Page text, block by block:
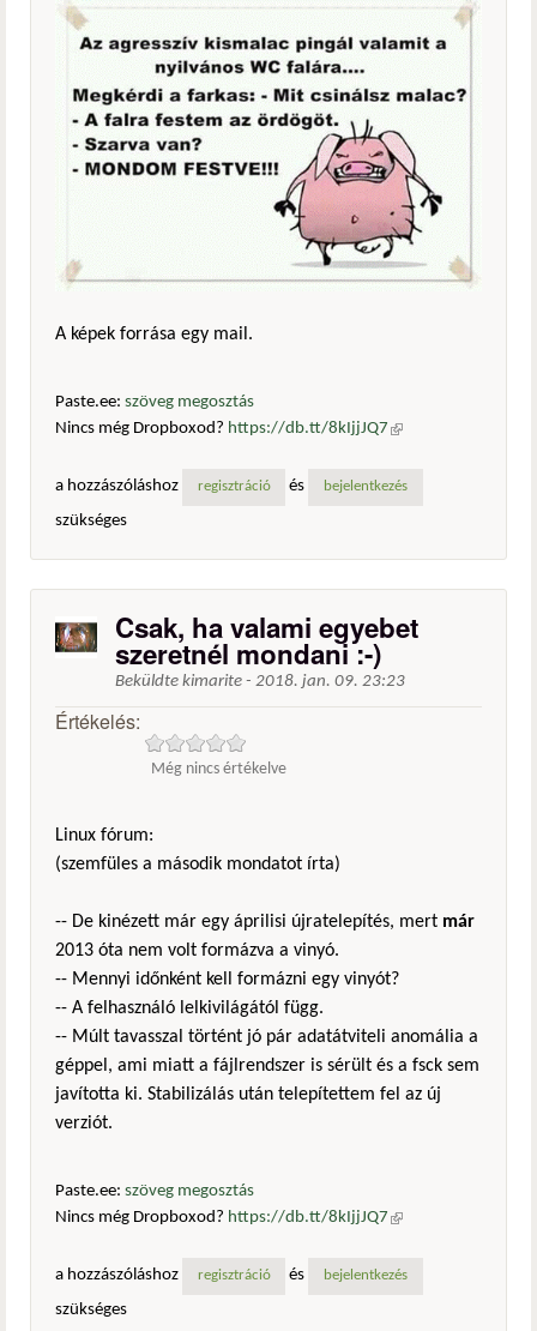
A képek forrása egy mail.
Paste.ee: szöveg megosztás
Nincs még Dropboxod? https://db.tt/8kIjjJQ7 (külső
a hozzászóláshoz
regisztráció és bejelentkezés
szükséges
Csak, ha valami egyebet
szeretnél mondani :-)
Beküldte kimarite - 2018. jan. 09. 23:23
Értékelés:
Még nincs értékelve
Linux fórum:
(szemfüles a második mondatot írta)
-- De kinézett már egy áprilisi újratelepítés, mert már
2013 óta nem volt formázva a vinyó.
-- Mennyi időnként kell formázni egy vinyót?
-- A felhasználó lelkivilágától függ.
-- Múlt tavasszal történt jó pár adatátviteli anomália a
géppel, ami miatt a fájlrendszer is sérült és a fsck sem
javította ki. Stabilizálás után telepítettem fel az új
verziót.
Paste.ee: szöveg megosztás
Nincs még Dropboxod? https://db.tt/8kIjjJQ7 (külső
a hozzászóláshoz
regisztráció és bejelentkezés
szükséges